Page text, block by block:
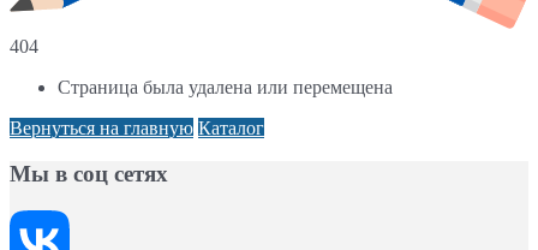
404
Страница была удалена или перемещена
Вернуться на главную Каталог
Мы в соц сетях